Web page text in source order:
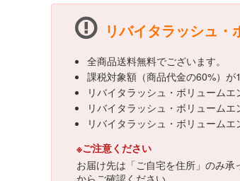
リバイタラッシュ・
全商品送料無料でございます。
課税対象額（商品代金の60%）が
リバイタラッシュ・ボリューム
リバイタラッシュ・ボリューム
リバイタラッシュ・ボリューム
※ご注意ください
お届け先は「ご自宅を住所」のみ
からご確認ください。